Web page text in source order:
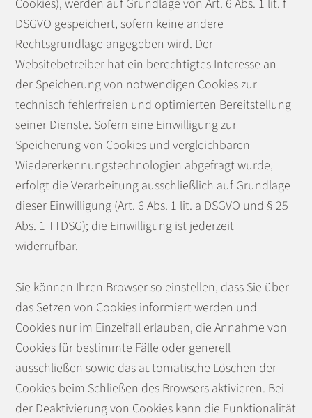
Cookies), werden auf Grundlage von Art. 6 Abs. 1 lit. f
DSGVO gespeichert, sofern keine andere
Rechtsgrundlage angegeben wird. Der
Websitebetreiber hat ein berechtigtes Interesse an
der Speicherung von notwendigen Cookies zur
technisch fehlerfreien und optimierten Bereitstellung
seiner Dienste. Sofern eine Einwilligung zur
Speicherung von Cookies und vergleichbaren
Wiedererkennungstechnologien abgefragt wurde,
erfolgt die Verarbeitung ausschließlich auf Grundlage
dieser Einwilligung (Art. 6 Abs. 1 lit. a DSGVO und § 25
Abs. 1 TTDSG); die Einwilligung ist jederzeit
widerrufbar.
Sie können Ihren Browser so einstellen, dass Sie über
das Setzen von Cookies informiert werden und
Cookies nur im Einzelfall erlauben, die Annahme von
Cookies für bestimmte Fälle oder generell
ausschließen sowie das automatische Löschen der
Cookies beim Schließen des Browsers aktivieren. Bei
der Deaktivierung von Cookies kann die Funktionalität